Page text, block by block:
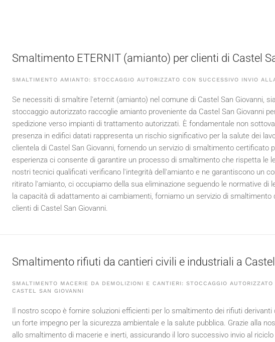
Smaltimento ETERNIT (amianto) per clienti di Castel
SMALTIMENTO AMIANTO: STOCCAGGIO AUTORIZZATO CON SUCCESSIVO INVIO
Se necessiti di smaltire l'eternit (amianto) nel comune di Castel San Giovanni,
stoccaggio autorizzato raccoglie amianto proveniente da Castel San Giovanni
spedizione verso impianti di trattamento autorizzati. È fondamentale non
presenza in edifici datati rappresenta un rischio significativo per la salute dei
clientela di Castel San Giovanni, fornendo un servizio di smaltimento
esperienza ci consente di garantire un processo di smaltimento che rispetta le
nostri tecnici qualificati verificano l'integrità dell'amianto e ne garantiscono un
ritirato l'amianto, ci occupiamo della sua eliminazione seguendo le normative
la capacità di adattamento ai cambiamenti, forniamo un servizio di
clienti di Castel San Giovanni.
Smaltimento rifiuti da cantieri civili e industriali a
SMALTIMENTO MACERIE DA DEMOLIZIONI E CANTIERI: STOCCAGGIO
CASTEL SAN GIOVANNI
Il nostro scopo è fornire soluzioni efficienti per lo smaltimento dei rifiuti
un forte impegno per la sicurezza ambientale e la salute pubblica. Grazie alla
allo smaltimento di macerie e inerti, assicurando il loro successivo invio al